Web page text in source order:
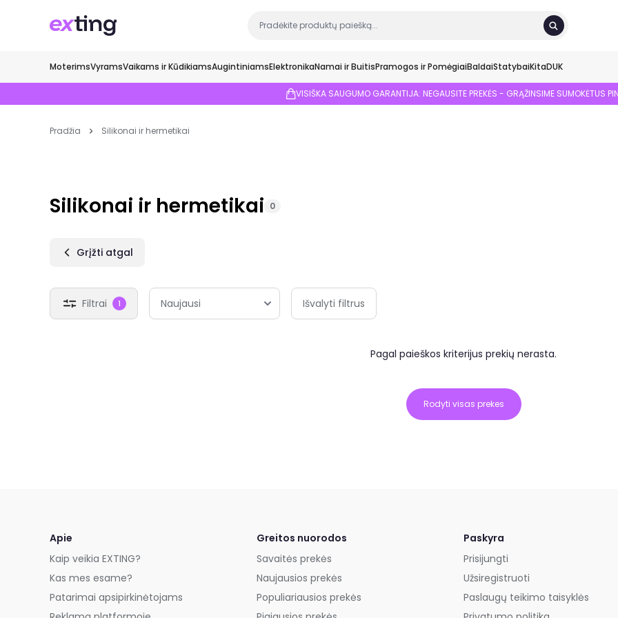
MoterimsVyramsVaikams ir KūdikiamsAugintiniamsElektronikaNamai ir BuitisPramogos ir PomėgiaiBaldaiStatybaiKitaDUK
VISIŠKA SAUGUMO GARANTIJA: NEGAUSITE PREKĖS - GRĄŽINSIME SUMOKĖTUS
Pradžia Silikonai ir hermetikai
Silikonai ir hermetikai 0
Grįžti atgal
Filtrai 1 Išvalyti filtrus
Pagal paieškos kriterijus prekių nerasta.
Rodyti visas prekes
Apie
Kaip veikia EXTING?
Kas mes esame?
Patarimai apsipirkinėtojams
Greitos nuorodos
Savaitės prekės
Naujausios prekės
Populiariausios prekės
Paskyra
Prisijungti
Užsiregistruoti
Paslaugų teikimo taisyklės